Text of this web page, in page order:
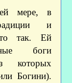
мере, в
и
так. Ей
боги
которых
Богини).